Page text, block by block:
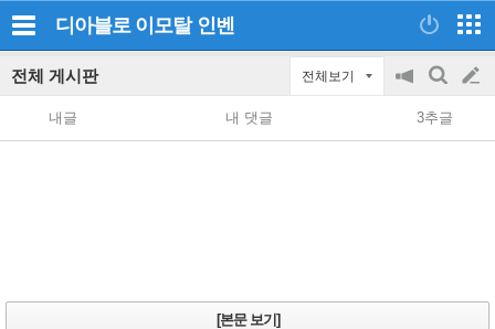
디아블로 이모탈 인벤
전체 게시판 전체보기
공
on/off
검
색
글
쓰
내글 내 댓글 3추글
[본문 보기]